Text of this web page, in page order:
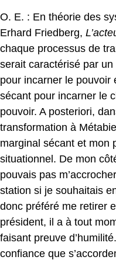
O. E. : En théorie des
Erhard Friedberg,
chaque processus de
serait caractérisé par
pour incarner le pouvoir
sécant pour incarner le
pouvoir. A posteriori,
transformation à
marginal sécant et mon
situationnel. De mon
pouvais pas
station si je souhaitais
donc préféré me retirer
président, il a à tout
faisant preuve
confiance que